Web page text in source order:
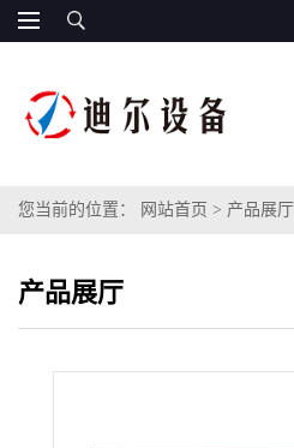
您当前的位置： 网站首页 > 产品展厅
产品展厅